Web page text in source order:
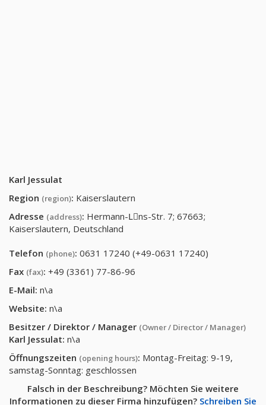
Karl Jessulat
Region (region): Kaiserslautern
Adresse (address): Hermann-Lِns-Str. 7; 67663;
Kaiserslautern, Deutschland
Telefon (phone): 0631 17240 (+49-0631 17240)
Fax (fax): +49 (3361) 77-86-96
E-Mail: n\a
Website: n\a
Besitzer / Direktor / Manager (Owner / Director / Manager)
Karl Jessulat: n\a
Öffnungszeiten (opening hours): Montag-Freitag: 9-19,
samstag-Sonntag: geschlossen
Falsch in der Beschreibung? Möchten Sie weitere
Informationen zu dieser Firma hinzufügen? Schreiben Sie